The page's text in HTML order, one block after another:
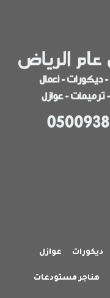
ديكورات عوازل
هناجر مستودعات